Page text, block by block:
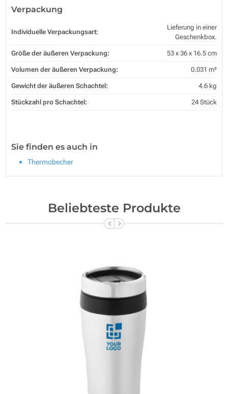
Verpackung
Individuelle Verpackungsart:
Lieferung in einer
Geschenkbox.
Größe der äußeren Verpackung: 53 x 36 x 16.5 cm
Volumen der äußeren Verpackung: 0.031 m³
Gewicht der äußeren Schachtel: 4.6 kg
Stückzahl pro Schachtel: 24 Stück
Sie finden es auch in
Thermobecher
Beliebteste Produkte